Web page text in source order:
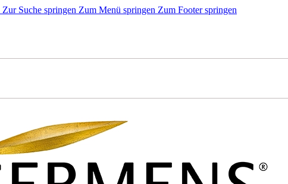
Zur Suche springen Zum Menü springen Zum Footer springen